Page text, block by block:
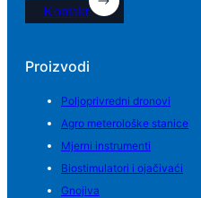
Kontakt
Proizvodi
Poljoprivredni dronovi
Agro meterološke stanice
Mjerni instrumenti
Biostimulatori i ojačivaći
Gnojiva